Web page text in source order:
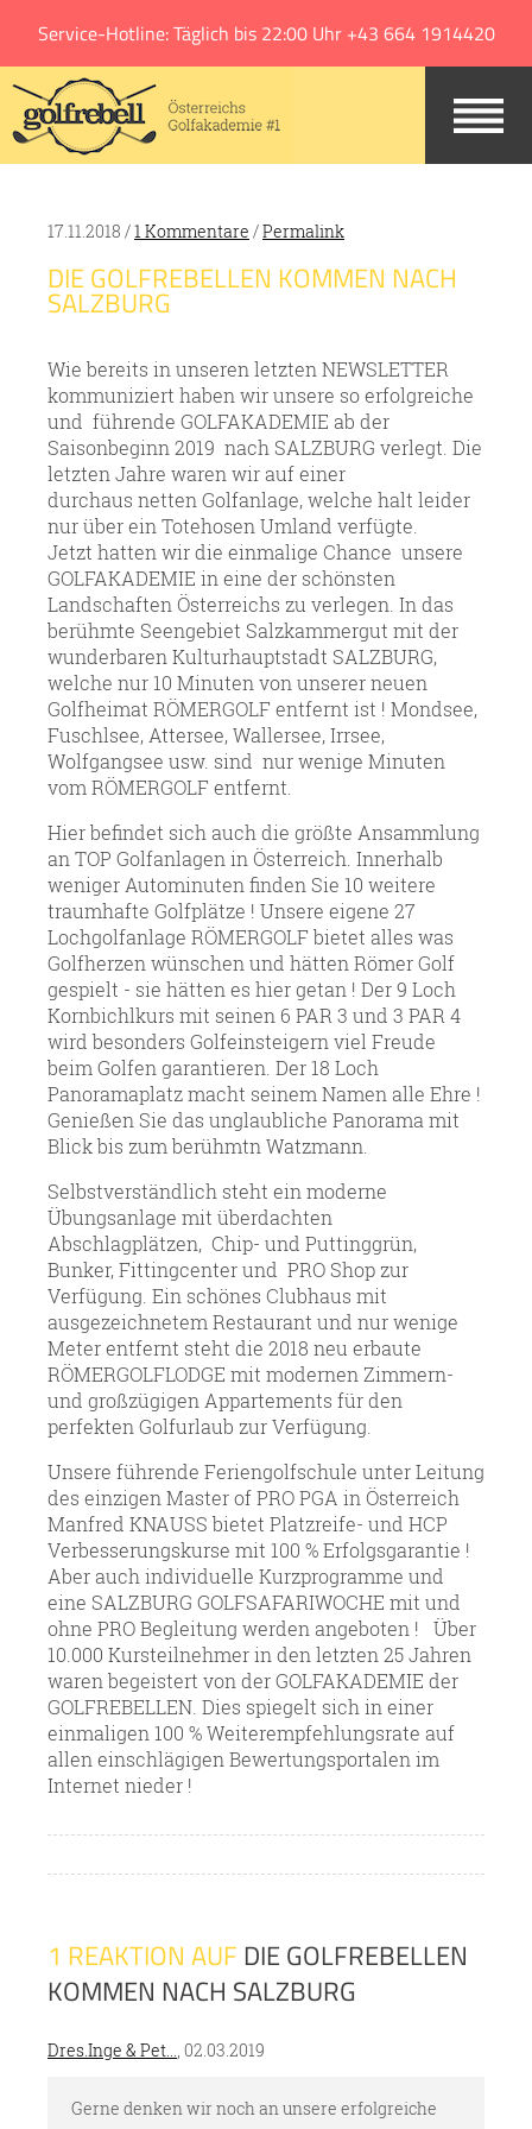
Service-Hotline: Täglich bis 22:00 Uhr +43 664 1914420
17.11.2018 /1 Kommentare /Permalink
DIE GOLFREBELLEN KOMMEN NACH
SALZBURG
Wie bereits in unseren letzten NEWSLETTER
kommuniziert haben wir unsere so erfolgreiche
und führende GOLFAKADEMIE ab der
Saisonbeginn 2019 nach SALZBURG verlegt. Die
letzten Jahre waren wir auf einer
durchaus netten Golfanlage, welche halt leider
nur über ein Totehosen Umland verfügte.
Jetzt hatten wir die einmalige Chance unsere
GOLFAKADEMIE in eine der schönsten
Landschaften Österreichs zu verlegen. In das
berühmte Seengebiet Salzkammergut mit der
wunderbaren Kulturhauptstadt SALZBURG,
welche nur 10 Minuten von unserer neuen
Golfheimat RÖMERGOLF entfernt ist ! Mondsee,
Fuschlsee, Attersee, Wallersee, Irrsee,
Wolfgangsee usw. sind nur wenige Minuten
vom RÖMERGOLF entfernt.
Hier befindet sich auch die größte Ansammlung
an TOP Golfanlagen in Österreich. Innerhalb
weniger Autominuten finden Sie 10 weitere
traumhafte Golfplätze ! Unsere eigene 27
Lochgolfanlage RÖMERGOLF bietet alles was
Golfherzen wünschen und hätten Römer Golf
gespielt - sie hätten es hier getan ! Der 9 Loch
Kornbichlkurs mit seinen 6 PAR 3 und 3 PAR 4
wird besonders Golfeinsteigern viel Freude
beim Golfen garantieren. Der 18 Loch
Panoramaplatz macht seinem Namen alle Ehre !
Genießen Sie das unglaubliche Panorama mit
Blick bis zum berühmtn Watzmann.
Selbstverständlich steht ein moderne
Übungsanlage mit überdachten
Abschlagplätzen, Chip- und Puttinggrün,
Bunker, Fittingcenter und PRO Shop zur
Verfügung. Ein schönes Clubhaus mit
ausgezeichnetem Restaurant und nur wenige
Meter entfernt steht die 2018 neu erbaute
RÖMERGOLFLODGE mit modernen Zimmern-
und großzügigen Appartements für den
perfekten Golfurlaub zur Verfügung.
Unsere führende Feriengolfschule unter Leitung
des einzigen Master of PRO PGA in Österreich
Manfred KNAUSS bietet Platzreife- und HCP
Verbesserungskurse mit 100 % Erfolgsgarantie !
Aber auch individuelle Kurzprogramme und
eine SALZBURG GOLFSAFARIWOCHE mit und
ohne PRO Begleitung werden angeboten ! Über
10.000 Kursteilnehmer in den letzten 25 Jahren
waren begeistert von der GOLFAKADEMIE der
GOLFREBELLEN. Dies spiegelt sich in einer
einmaligen 100 % Weiterempfehlungsrate auf
allen einschlägigen Bewertungsportalen im
Internet nieder !
1 REAKTION AUF DIE GOLFREBELLEN
KOMMEN NACH SALZBURG
Dres.Inge & Pet... , 02.03.2019
Gerne denken wir noch an unsere erfolgreiche